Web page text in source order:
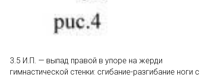
3.5 И.П. — выпад правой в упоре на жерди
гимнастической стенки: сгибание-разгибание ноги с